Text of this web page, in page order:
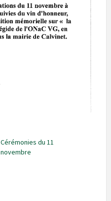
Cérémonies du 11
novembre